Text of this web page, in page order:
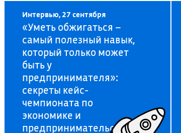
Интервью, 27 сентября
«Уметь обжигаться –
самый полезный навык,
который только может
быть у
предпринимателя»:
секреты кейс-
чемпионата по
экономике и
предпринимательству